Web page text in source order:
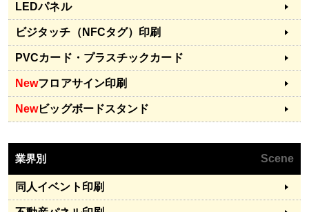
LEDパネル
ビジタッチ（NFCタグ）印刷
PVCカード・プラスチックカード
Newフロアサイン印刷
Newビッグボードスタンド
業界別 Scene
同人イベント印刷